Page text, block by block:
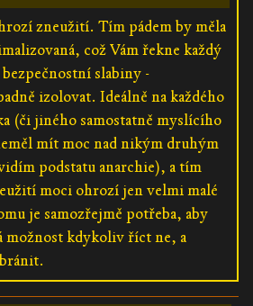
zneužití. Tím pádem by měla
což Vám řekne každý
slabiny -
izolovat. Ideálně na každého
(či jiného samostatně myslícího
mít moc nad nikým druhým
podstatu anarchie), a tím
moci ohrozí jen velmi malé
je samozřejmě potřeba, aby
možnost kdykoliv říct ne, a